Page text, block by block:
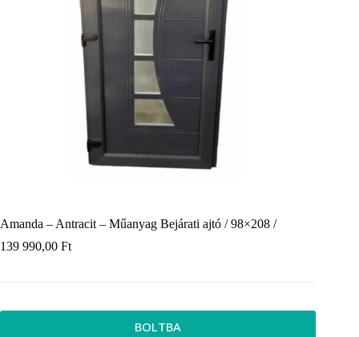
Amanda – Antracit – Műanyag Bejárati ajtó / 98×208 /
139 990,00 Ft
BOLTBA